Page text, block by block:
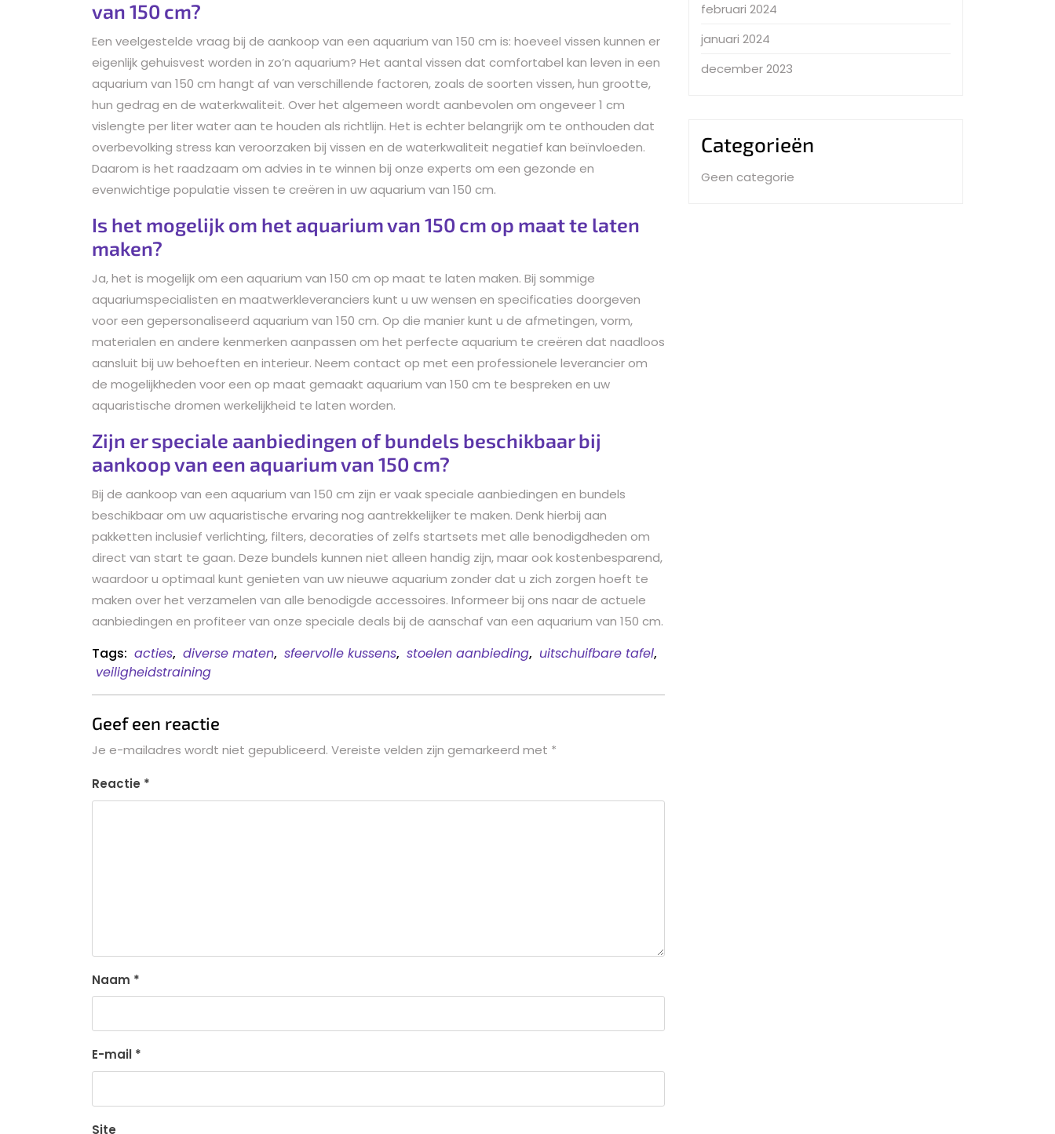
van 150 cm?
Een veelgestelde vraag bij de aankoop van een aquarium van 150 cm is: hoeveel vissen kunnen er
eigenlijk gehuisvest worden in zo’n aquarium? Het aantal vissen dat comfortabel kan leven in een
aquarium van 150 cm hangt af van verschillende factoren, zoals de soorten vissen, hun grootte,
hun gedrag en de waterkwaliteit. Over het algemeen wordt aanbevolen om ongeveer 1 cm
vislengte per liter water aan te houden als richtlijn. Het is echter belangrijk om te onthouden dat
overbevolking stress kan veroorzaken bij vissen en de waterkwaliteit negatief kan beïnvloeden.
Daarom is het raadzaam om advies in te winnen bij onze experts om een gezonde en
evenwichtige populatie vissen te creëren in uw aquarium van 150 cm.
Is het mogelijk om het aquarium van 150 cm op maat te laten
maken?
Ja, het is mogelijk om een aquarium van 150 cm op maat te laten maken. Bij sommige
aquariumspecialisten en maatwerkleveranciers kunt u uw wensen en specificaties doorgeven
voor een gepersonaliseerd aquarium van 150 cm. Op die manier kunt u de afmetingen, vorm,
materialen en andere kenmerken aanpassen om het perfecte aquarium te creëren dat naadloos
aansluit bij uw behoeften en interieur. Neem contact op met een professionele leverancier om
de mogelijkheden voor een op maat gemaakt aquarium van 150 cm te bespreken en uw
aquaristische dromen werkelijkheid te laten worden.
Zijn er speciale aanbiedingen of bundels beschikbaar bij
aankoop van een aquarium van 150 cm?
Bij de aankoop van een aquarium van 150 cm zijn er vaak speciale aanbiedingen en bundels
beschikbaar om uw aquaristische ervaring nog aantrekkelijker te maken. Denk hierbij aan
pakketten inclusief verlichting, filters, decoraties of zelfs startsets met alle benodigdheden om
direct van start te gaan. Deze bundels kunnen niet alleen handig zijn, maar ook kostenbesparend,
waardoor u optimaal kunt genieten van uw nieuwe aquarium zonder dat u zich zorgen hoeft te
maken over het verzamelen van alle benodigde accessoires. Informeer bij ons naar de actuele
aanbiedingen en profiteer van onze speciale deals bij de aanschaf van een aquarium van 150 cm.
Tags: acties, diverse maten, sfeervolle kussens, stoelen aanbieding, uitschuifbare tafel,
veiligheidstraining
Geef een reactie
Je e-mailadres wordt niet gepubliceerd. Vereiste velden zijn gemarkeerd met *
Reactie *
Naam *
E-mail *
Site
februari 2024
januari 2024
december 2023
Categorieën
Geen categorie